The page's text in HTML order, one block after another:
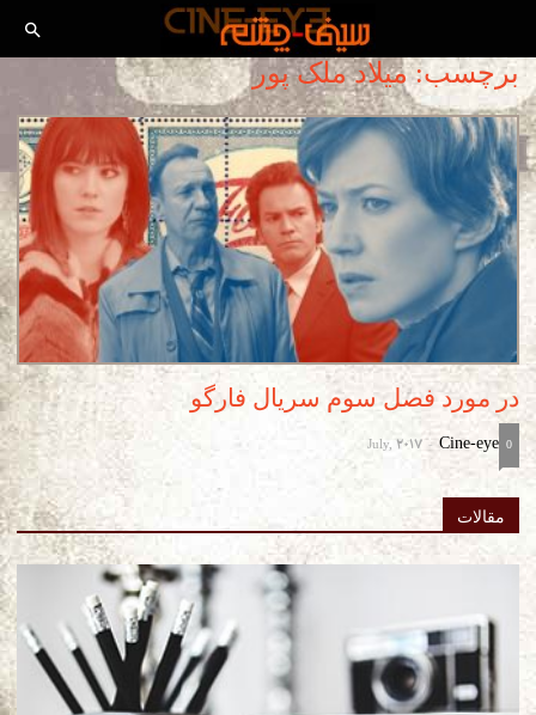
برچسب: میلاد ملک پور
در مورد فصل سوم سریال فارگو
Cine-eye
-
July, 2017 0
مقالات